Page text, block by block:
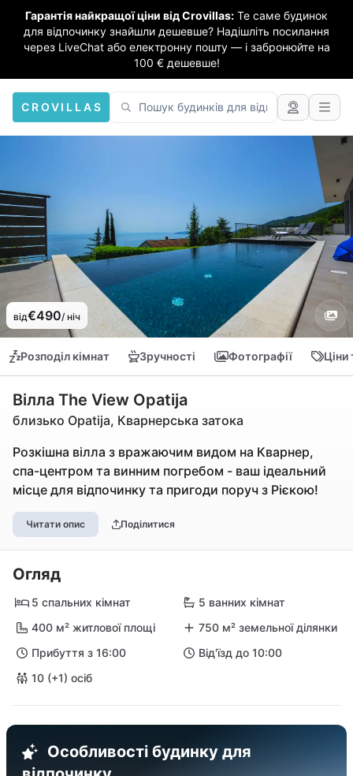
Гарантія найкращої ціни від Crovillas: Те саме будинок
для відпочинку знайшли дешевше? Надішліть посилання
через LiveChat або електронну пошту — і забронюйте на
100 € дешевше!
CROVILLAS
від€490/ ніч
Розподіл кімнат Зручності Фотографії Ціни
Вілла The View Opatija
близько Opatija, Кварнерська затока
Розкішна вілла з вражаючим видом на Кварнер,
спа-центром та винним погребом - ваш ідеальний
місце для відпочинку та пригоди поруч з Рієкою!
Читати опис Поділитися
Огляд
5 спальних кімнат
5 ванних кімнат
400 м² житлової площі
750 м² земельної ділянки
Прибуття з 16:00
Від'їзд до 10:00
10 (+1) осіб
Особливості будинку для